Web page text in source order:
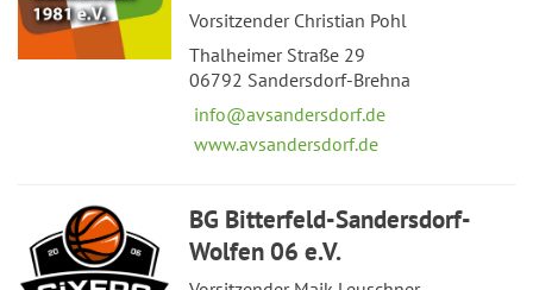
Vorsitzender Christian Pohl
Thalheimer Straße 29
06792 Sandersdorf-Brehna
info@avsandersdorf.de
www.avsandersdorf.de
BG Bitterfeld-Sandersdorf-
Wolfen 06 e.V.